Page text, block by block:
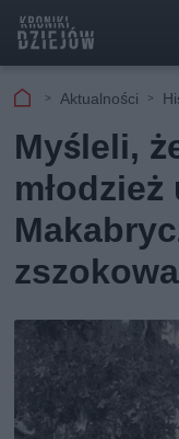
Aktualności
Myśleli,